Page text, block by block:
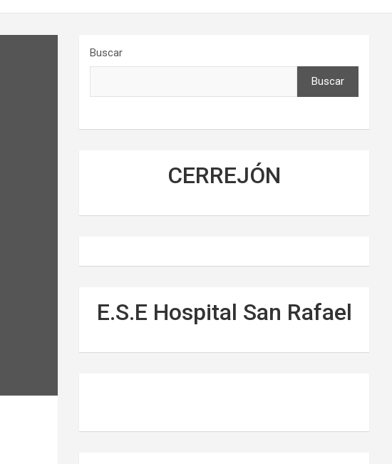
Buscar
Buscar
CERREJÓN
E.S.E Hospital San Rafael